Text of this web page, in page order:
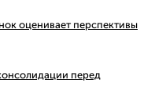
оценивает перспективы
перед